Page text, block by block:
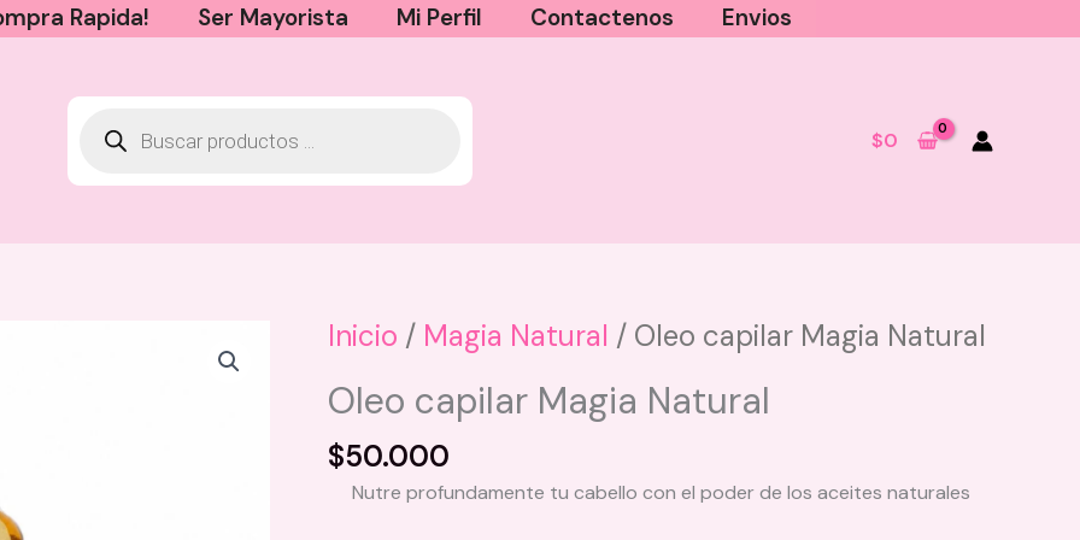
Rapida! Ser Mayorista Mi Perfil Contactenos Envios
$0
Inicio / Magia Natural / Oleo capilar Magia Natural
Oleo capilar Magia Natural
$50.000
Nutre profundamente tu cabello con el poder de los aceites naturales
Crema Corporal Fantiluna -
$90.000